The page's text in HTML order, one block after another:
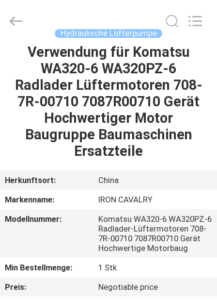
STARTSEITE
PRODUKTE
VIDEOS
ÜBER
QUALITÄTSKONTROLLE
Machinery
Hydraulische Lüfterpumpe
Verwendung für Komatsu
WA320-6 WA320PZ-6
Radlader Lüftermotoren 708-
7R-00710 7087R00710 Gerät
Hochwertiger Motor
Baugruppe Baumaschinen
Ersatzteile
Herkunftsort:
China
Markenname:
IRON CAVALRY
Modellnummer:
Komatsu WA320-6 WA320PZ-6
Radlader-Lüftermotoren 708-
7R-00710 7087R00710 Gerät
Hochwertige Motorbaug
Min Bestellmenge:
1 Stk
Preis:
Negotiable price